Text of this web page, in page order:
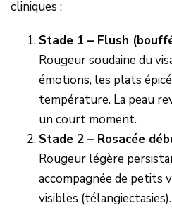
cliniques :
Stade 1 – Flush
Rougeur soudaine du
émotions, les plats
température. La peau
un court moment.
Stade 2 – Rosacée
Rougeur légère
accompagnée de petits
visibles (télangiectasies).